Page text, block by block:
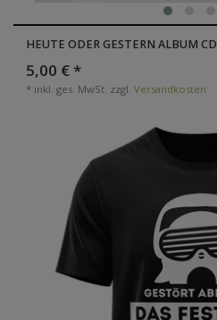
HEUTE ODER GESTERN ALBUM CD
5,00 € *
* inkl. ges. MwSt. zzgl. Versandkosten